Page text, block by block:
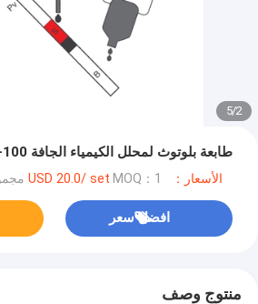
2
/
5
طابعة بلوتوث لمحلل الكيمياء الجافة LP-100
الأسعار：USD 20.0/ set MOQ：1 مجموعة
افضل سعر
منتوج وصف